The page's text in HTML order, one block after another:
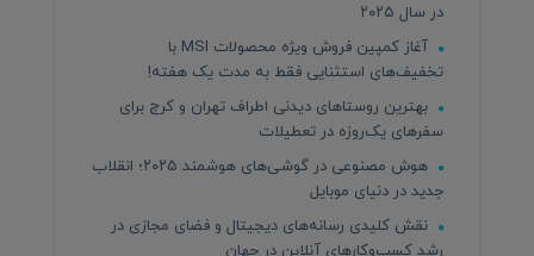
در سال ۲۰۲۵
آغاز کمپین فروش ویژه محصولات MSI با
تخفیف‌های استثنایی فقط به مدت یک هفته!
بهترین روستاهای دیدنی اطراف تهران و کرج برای
سفرهای یک‌روزه در تعطیلات
هوش مصنوعی در گوشی‌های هوشمند ۲۰۲۵؛ انقلاب
جدید در دنیای موبایل
نقش کلیدی رسانه‌های دیجیتال و فضای مجازی در
رشد کسب‌وکارهای آنلاین در جهان